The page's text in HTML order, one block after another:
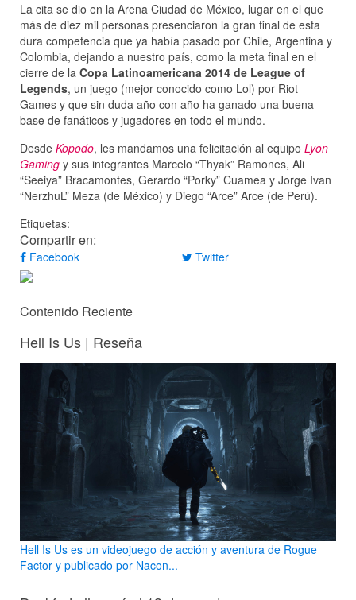
La cita se dio en la Arena Ciudad de México, lugar en el que
más de diez mil personas presenciaron la gran final de esta
dura competencia que ya había pasado por Chile, Argentina y
Colombia, dejando a nuestro país, como la meta final en el
cierre de la Copa Latinoamericana 2014 de League of
Legends, un juego (mejor conocido como Lol) por Riot
Games y que sin duda año con año ha ganado una buena
base de fanáticos y jugadores en todo el mundo.
Desde Kopodo, les mandamos una felicitación al equipo Lyon
Gaming y sus integrantes Marcelo “Thyak” Ramones, Ali
“Seeiya” Bracamontes, Gerardo “Porky” Cuamea y Jorge Ivan
“NerzhuL” Meza (de México) y Diego “Arce” Arce (de Perú).
Etiquetas:
Compartir en:
Facebook Twitter
Contenido Reciente
Hell Is Us | Reseña
Hell Is Us es un videojuego de acción y aventura de Rogue
Factor y publicado por Nacon...